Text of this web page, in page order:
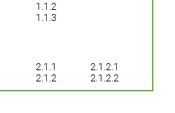
1.1.2
1.1.3
2.1.1
2.1.2
2.1.2.1
2.1.2.2